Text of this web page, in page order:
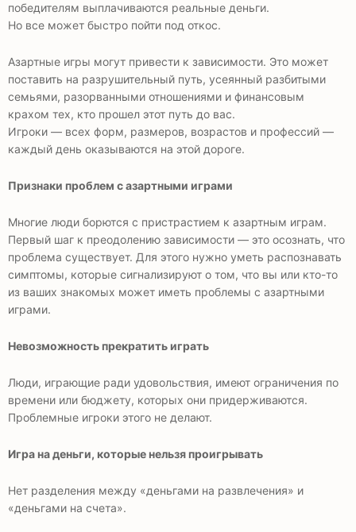
победителям выплачиваются реальные деньги.
Но все может быстро пойти под откос.
Азартные игры могут привести к зависимости. Это может
поставить на разрушительный путь, усеянный разбитыми
семьями, разорванными отношениями и финансовым
крахом тех, кто прошел этот путь до вас.
Игроки — всех форм, размеров, возрастов и профессий —
каждый день оказываются на этой дороге.
Признаки проблем с азартными играми
Многие люди борются с пристрастием к азартным играм.
Первый шаг к преодолению зависимости — это осознать, что
проблема существует. Для этого нужно уметь распознавать
симптомы, которые сигнализируют о том, что вы или кто-то
из ваших знакомых может иметь проблемы с азартными
играми.
Невозможность прекратить играть
Люди, играющие ради удовольствия, имеют ограничения по
времени или бюджету, которых они придерживаются.
Проблемные игроки этого не делают.
Игра на деньги, которые нельзя проигрывать
Нет разделения между «деньгами на развлечения» и
«деньгами на счета».